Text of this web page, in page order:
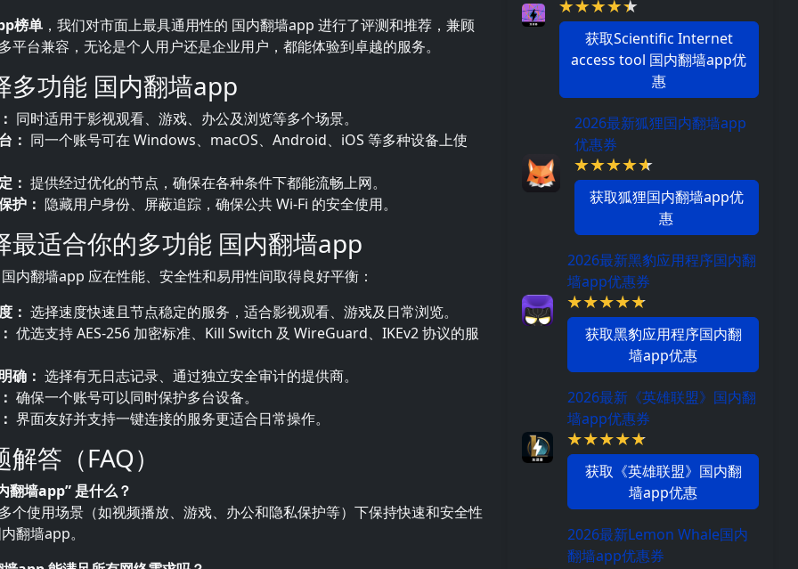
榜单 ，我们对市面上最具通用性的 国内翻墙app 进行了评测和推荐，兼顾
平台兼容，无论是个人用户还是企业用户，都能体验到卓越的服务。
多功能 国内翻墙app
同时适用于影视观看、游戏、办公及浏览等多个场景。
： 同一个账号可在 Windows、macOS、Android、iOS 等多种设备上使
： 提供经过优化的节点，确保在各种条件下都能流畅上网。
护： 隐藏用户身份、屏蔽追踪，确保公共 Wi-Fi 的安全使用。
最适合你的多功能 国内翻墙app
内翻墙app 应在性能、安全性和易用性间取得良好平衡：
： 选择速度快速且节点稳定的服务，适合影视观看、游戏及日常浏览。
优选支持 AES-256 加密标准、Kill Switch 及 WireGuard、IKEv2 协议的服
确： 选择有无日志记录、通过独立安全审计的提供商。
确保一个账号可以同时保护多台设备。
界面友好并支持一键连接的服务更适合日常操作。
答（FAQ）
翻墙app” 是什么？
个使用场景（如视频播放、游戏、办公和隐私保护等）下保持快速和安全性
翻墙app。
获取Scientific Internet
access tool 国内翻墙app优
惠
2026最新狐狸国内翻墙app
优惠券
获取狐狸国内翻墙app优
惠
2026最新黑豹应用程序国内翻
墙app优惠券
获取黑豹应用程序国内翻
墙app优惠
2026最新《英雄联盟》国内翻
墙app优惠券
获取《英雄联盟》国内翻
墙app优惠
2026最新Lemon Whale国内
翻墙app优惠券